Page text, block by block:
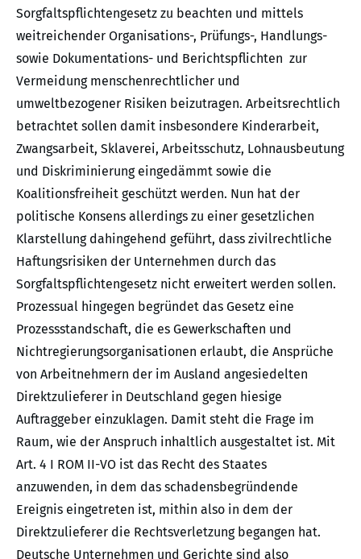
Sorgfaltspflichtengesetz zu beachten und mittels
weitreichender Organisations-, Prüfungs-, Handlungs-
sowie Dokumentations- und Berichtspflichten zur
Vermeidung menschenrechtlicher und
umweltbezogener Risiken beizutragen. Arbeitsrechtlich
betrachtet sollen damit insbesondere Kinderarbeit,
Zwangsarbeit, Sklaverei, Arbeitsschutz, Lohnausbeutung
und Diskriminierung eingedämmt sowie die
Koalitionsfreiheit geschützt werden. Nun hat der
politische Konsens allerdings zu einer gesetzlichen
Klarstellung dahingehend geführt, dass zivilrechtliche
Haftungsrisiken der Unternehmen durch das
Sorgfaltspflichtengesetz nicht erweitert werden sollen.
Prozessual hingegen begründet das Gesetz eine
Prozessstandschaft, die es Gewerkschaften und
Nichtregierungsorganisationen erlaubt, die Ansprüche
von Arbeitnehmern der im Ausland angesiedelten
Direktzulieferer in Deutschland gegen hiesige
Auftraggeber einzuklagen. Damit steht die Frage im
Raum, wie der Anspruch inhaltlich ausgestaltet ist. Mit
Art. 4 I ROM II-VO ist das Recht des Staates
anzuwenden, in dem das schadensbegründende
Ereignis eingetreten ist, mithin also in dem der
Direktzulieferer die Rechtsverletzung begangen hat.
Deutsche Unternehmen und Gerichte sind also